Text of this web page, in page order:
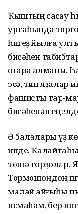
Ҡыштың сасҡау
уртаһында
һигеҙ йылға
бисəһен
ҡотҡара алманы.
эсə, тип яҙалар
фашисты тар-
бисəһенəн
Ə балалары үҙ
инде.
тɵшə торҙолар.
Тормошоңдоң
малай ҡайғыһы
исмаһам, бер